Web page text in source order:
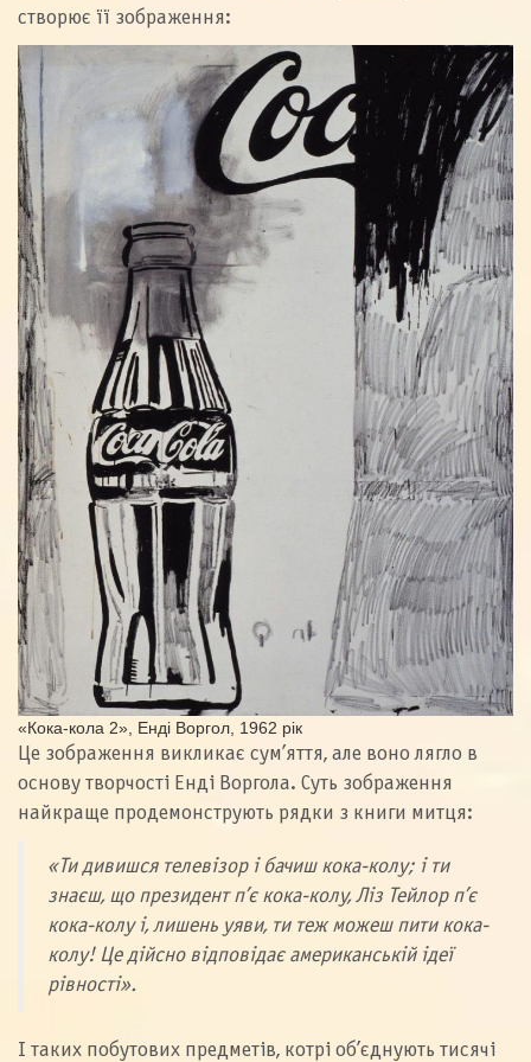
створює її зображення:
«Кока-кола 2», Енді Воргол, 1962 рік
Це зображення викликає сум’яття, але воно лягло в
основу творчості Енді Воргола. Суть зображення
найкраще продемонструють рядки з книги митця:
«Ти дивишся телевізор і бачиш кока-колу; і ти
знаєш, що президент п’є кока-колу, Ліз Тейлор п’є
кока-колу і, лишень уяви, ти теж можеш пити кока-
колу! Це дійсно відповідає американській ідеї
рівності».
І таких побутових предметів, котрі об’єднують тисячі